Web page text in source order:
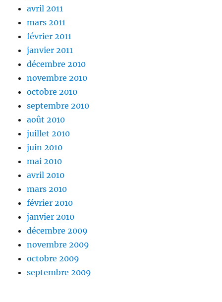
avril 2011
mars 2011
février 2011
janvier 2011
décembre 2010
novembre 2010
octobre 2010
septembre 2010
août 2010
juillet 2010
juin 2010
mai 2010
avril 2010
mars 2010
février 2010
janvier 2010
décembre 2009
novembre 2009
octobre 2009
septembre 2009